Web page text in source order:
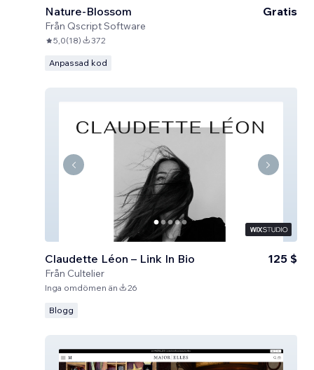
Nature-Blossom
Från Qscript Software
Gratis
5,0(18) 372
Anpassad kod
Claudette Léon – Link In Bio
Från Cultelier
125 $
Inga omdömen än 26
Blogg